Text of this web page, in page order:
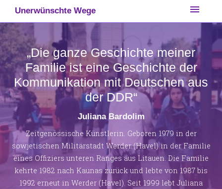
content
Unerwünschte Wege menu
„Die ganze Geschichte meiner
Familie ist eine Geschichte der
Kommunikation mit Deutschen aus
der DDR“
Juliana Bardolim
Zeitgenössische Künstlerin. Geboren 1979 in der
sowjetischen Militärstadt Werder (Havel) in der Familie
eines Offiziers unteren Ranges aus Litauen. Die Familie
kehrte 1982 nach Kaunas zurück und lebte von 1987 bis
1992 erneut in Werder (Havel). Seit 1999 lebt Juliana